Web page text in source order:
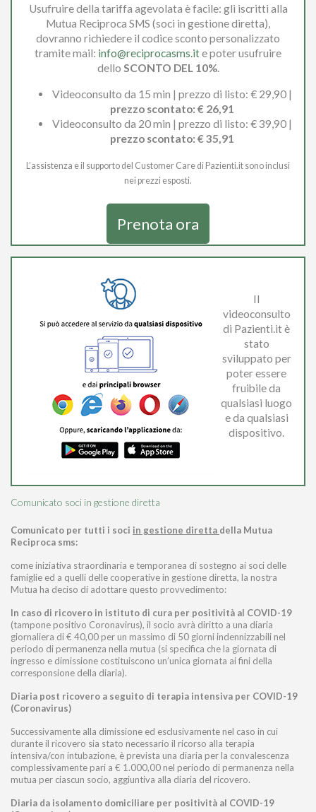
Usufruire della tariffa agevolata è facile: gli iscritti alla
Mutua Reciproca SMS (soci in gestione diretta),
dovranno richiedere il codice sconto personalizzato
tramite mail: info@reciprocasms.ite poter usufruire
dello SCONTO DEL 10%.
Videoconsulto da 15 min | prezzo di listo: € 29,90 |
prezzo scontato: € 26,91
Videoconsulto da 20 min | prezzo di listo: € 39,90 |
prezzo scontato: € 35,91
L’assistenza e il supporto del Customer Care di Pazienti.it sono inclusi
nei prezzi esposti.
Prenota ora
Il
videoconsulto
di Pazienti.it è
stato
sviluppato per
poter essere
fruibile da
qualsiasi luogo
e da qualsiasi
dispositivo.
Comunicato soci in gestione diretta
Comunicato per tutti i soci in gestione diretta della Mutua
Reciproca sms:
come iniziativa straordinaria e temporanea di sostegno ai soci delle
famiglie ed a quelli delle cooperative in gestione diretta, la nostra
Mutua ha deciso di adottare questo provvedimento:
In caso di ricovero in istituto di cura per positività al COVID-19
(tampone positivo Coronavirus), il socio avrà diritto a una diaria
giornaliera di € 40,00 per un massimo di 50 giorni indennizzabili nel
periodo di permanenza nella mutua (si specifica che la giornata di
ingresso e dimissione costituiscono un’unica giornata ai fini della
corresponsione della diaria).
Diaria post ricovero a seguito di terapia intensiva per COVID-19
(Coronavirus)
Successivamente alla dimissione ed esclusivamente nel caso in cui
durante il ricovero sia stato necessario il ricorso alla terapia
intensiva/con intubazione, è prevista una diaria per la convalescenza
complessivamente pari a € 1.000,00 nel periodo di permanenza nella
mutua per ciascun socio, aggiuntiva alla diaria del ricovero.
Diaria da isolamento domiciliare per positività al COVID-19